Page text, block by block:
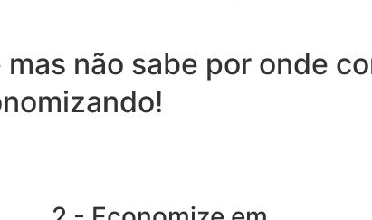
não sabe por onde